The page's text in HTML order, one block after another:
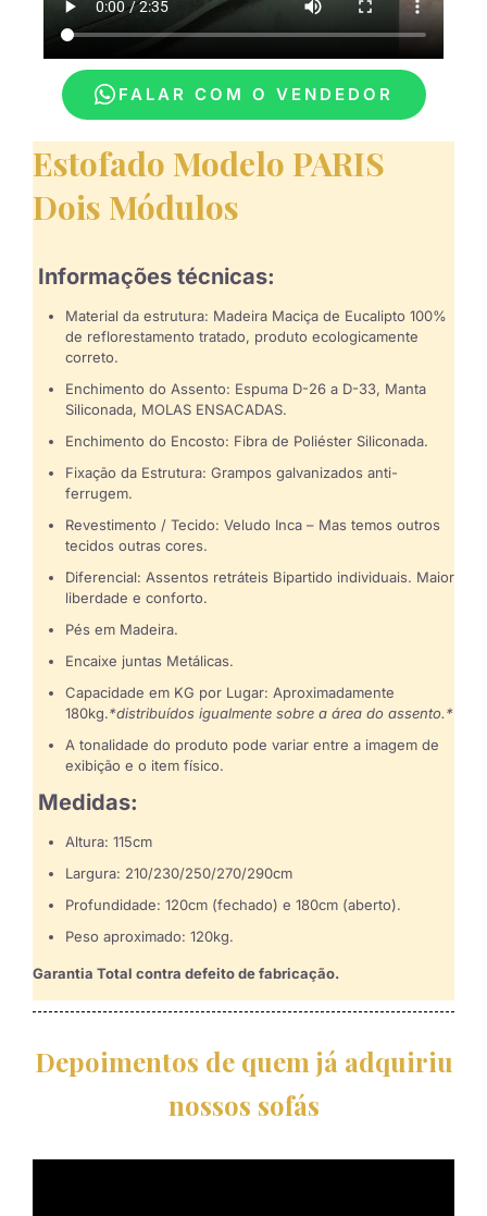
FALAR COM O VENDEDOR
Estofado Modelo PARIS
Dois Módulos
Informações técnicas:
Material da estrutura: Madeira Maciça de Eucalipto 100%
de reflorestamento tratado, produto ecologicamente
correto.
Enchimento do Assento: Espuma D-26 a D-33, Manta
Siliconada, MOLAS ENSACADAS.
Enchimento do Encosto: Fibra de Poliéster Siliconada.
Fixação da Estrutura: Grampos galvanizados anti-
ferrugem.
Revestimento / Tecido: Veludo Inca – Mas temos outros
tecidos outras cores.
Diferencial: Assentos retráteis Bipartido individuais. Maior
liberdade e conforto.
Pés em Madeira.
Encaixe juntas Metálicas.
Capacidade em KG por Lugar: Aproximadamente
180kg.*distribuídos igualmente sobre a área do assento.*
A tonalidade do produto pode variar entre a imagem de
exibição e o item físico.
Medidas:
Altura: 115cm
Largura: 210/230/250/270/290cm
Profundidade: 120cm (fechado) e 180cm (aberto).
Peso aproximado: 120kg.
Garantia Total contra defeito de fabricação.
Depoimentos de quem já adquiriu
nossos sofás